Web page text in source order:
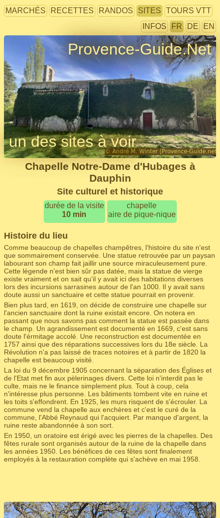
MARCHÉS RECETTES RANDOS SITES
TOURS VTT
INFOS
FR DE EN
Provence-Guide.Net
un des sites à voir
Chapelle Notre-Dame d'Hubages à
Dauphin
Site culturel et historique
durée de la visite
10 min
chapelle
aire de pique-nique
Histoire du lieu
Comme beaucoup de chapelles champêtres, l'histoire du site n'est
que sommairement conservée. Une statue retrouvée par un paysan
labourant son champ fait jaillir une source miraculeusement pure.
Cette légende n'est bien sûr pas datée, mais la statue de vierge
existe vraiment et on sait qu'il y avait ici des habitations diverses
lors des incursions sarrasines autour de l'an 1000. Il y avait sans
doute aussi un sanctuaire et cette statue pourrait en provenir.
Bien plus tard, en 1619, on décide de construire une chapelle sur
l'ancien sanctuaire dont la ruine existait encore. On notera en
passant que nous savons pas comment la statue est passée dans
le champ. Un agrandissement est documenté en 1669, c'est sans
doute l'érmitage accolé. Une reconstruction est documentée en
1757 ainsi que des réparations successives lors du 18e siècle. La
Révolution n'a pas laissé de traces notoires et à partir de 1820 la
chapelle est beaucoup visité.
La loi du 9 décembre 1905 concernant la séparation des Églises et
de l'Etat met fin aux pèlerinages divers. Cette loi n'interdit pas le
culte, mais ne le finance simplement plus. Tout à coup, cela
n'intéresse plus personne. Les bâtiments tombent vite en ruine et
les toits s'effondrent. En 1925, les murs risquent de s'écrouler. La
commune vend la chapelle aux enchères et c'est le curé de la
commune, l'Abbé Reynaud qui l'acquiert. Par manque d'argent, la
ruine reste abandonnée à son sort.
En 1950, un oratoire est érigé avec les pierres de la chapelles. Des
fêtes rurale sont organisés autour de la ruine de la chapelle dans
les années 1950. Les bénéfices de ces fêtes sont finalement
employés à la restauration complète qui s'achève en mai 1958.